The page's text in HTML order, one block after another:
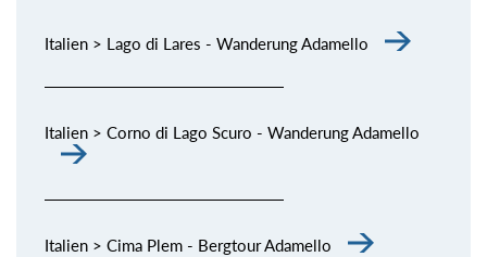
Italien > Lago di Lares - Wanderung Adamello
Italien > Corno di Lago Scuro - Wanderung Adamello
Italien > Cima Plem - Bergtour Adamello